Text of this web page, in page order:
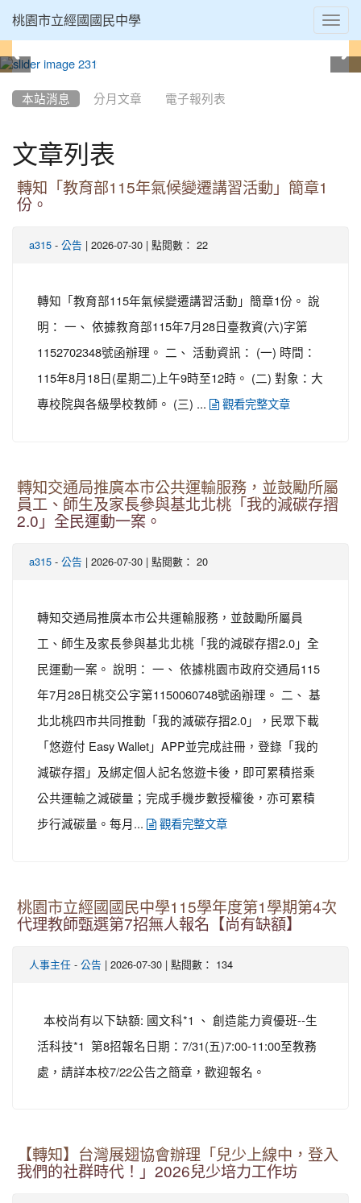
桃園市立經國國民中學
本站消息 分月文章 電子報列表
文章列表
轉知「教育部115年氣候變遷講習活動」簡章1
份。
a315 - 公告 | 2026-07-30 | 點閱數： 22
轉知「教育部115年氣候變遷講習活動」簡章1份。 說
明： 一、 依據教育部115年7月28日臺教資(六)字第
1152702348號函辦理。 二、 活動資訊： (一) 時間：
115年8月18日(星期二)上午9時至12時。 (二) 對象：大
專校院與各級學校教師。 (三) ...
觀看完整文章
轉知交通局推廣本市公共運輸服務，並鼓勵所屬
員工、師生及家長參與基北北桃「我的減碳存摺
2.0」全民運動一案。
a315 - 公告 | 2026-07-30 | 點閱數： 20
轉知交通局推廣本市公共運輸服務，並鼓勵所屬員
工、師生及家長參與基北北桃「我的減碳存摺2.0」全
民運動一案。 說明： 一、 依據桃園市政府交通局115
年7月28日桃交公字第1150060748號函辦理。 二、 基
北北桃四市共同推動「我的減碳存摺2.0」，民眾下載
「悠遊付 Easy Wallet」APP並完成註冊，登錄「我的
減碳存摺」及綁定個人記名悠遊卡後，即可累積搭乘
公共運輸之減碳量；完成手機步數授權後，亦可累積
步行減碳量。每月...
觀看完整文章
桃園市立經國國民中學115學年度第1學期第4次
代理教師甄選第7招無人報名【尚有缺額】
人事主任 - 公告 | 2026-07-30 | 點閱數： 134
本校尚有以下缺額: 國文科*1 、 創造能力資優班--生
活科技*1 第8招報名日期：7/31(五)7:00-11:00至教務
處，請詳本校7/22公告之簡章，歡迎報名。
【轉知】台灣展翅協會辦理「兒少上線中，登入
我們的社群時代！」2026兒少培力工作坊